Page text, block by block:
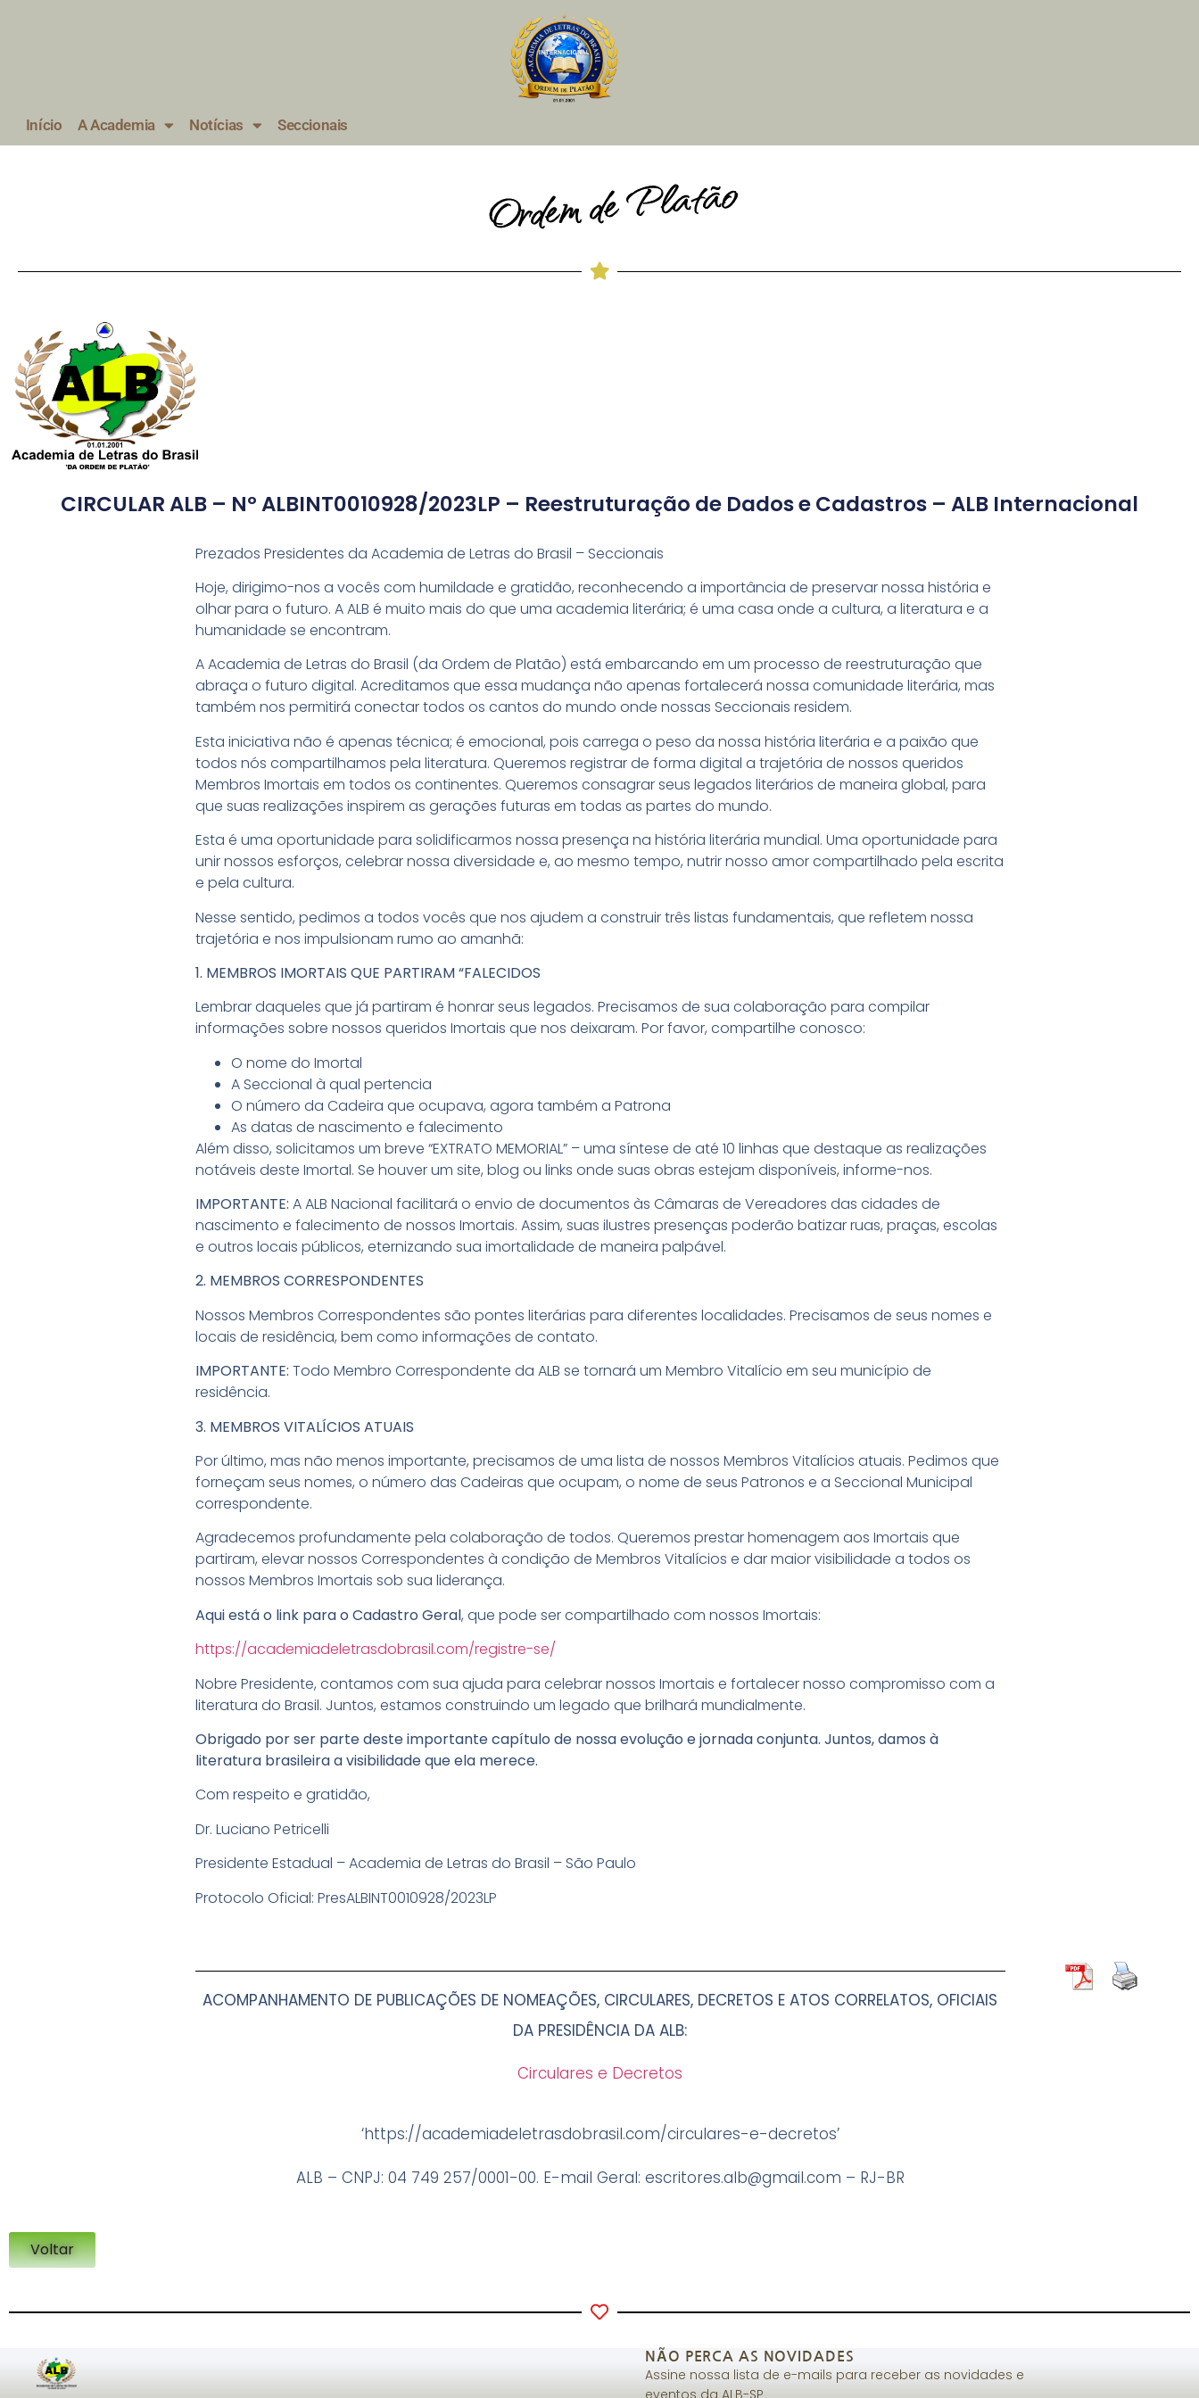
Início A Academia Notícias Seccionais
Ordem de Platão
CIRCULAR ALB – Nº ALBINT0010928/2023LP – Reestruturação de Dados e Cadastros – ALB Internacional
Prezados Presidentes da Academia de Letras do Brasil – Seccionais
Hoje, dirigimo-nos a vocês com humildade e gratidão, reconhecendo a importância de preservar nossa história e
olhar para o futuro. A ALB é muito mais do que uma academia literária; é uma casa onde a cultura, a literatura e a
humanidade se encontram.
A Academia de Letras do Brasil (da Ordem de Platão) está embarcando em um processo de reestruturação que
abraça o futuro digital. Acreditamos que essa mudança não apenas fortalecerá nossa comunidade literária, mas
também nos permitirá conectar todos os cantos do mundo onde nossas Seccionais residem.
Esta iniciativa não é apenas técnica; é emocional, pois carrega o peso da nossa história literária e a paixão que
todos nós compartilhamos pela literatura. Queremos registrar de forma digital a trajetória de nossos queridos
Membros Imortais em todos os continentes. Queremos consagrar seus legados literários de maneira global, para
que suas realizações inspirem as gerações futuras em todas as partes do mundo.
Esta é uma oportunidade para solidificarmos nossa presença na história literária mundial. Uma oportunidade para
unir nossos esforços, celebrar nossa diversidade e, ao mesmo tempo, nutrir nosso amor compartilhado pela escrita
e pela cultura.
Nesse sentido, pedimos a todos vocês que nos ajudem a construir três listas fundamentais, que refletem nossa
trajetória e nos impulsionam rumo ao amanhã:
1. MEMBROS IMORTAIS QUE PARTIRAM “FALECIDOS
Lembrar daqueles que já partiram é honrar seus legados. Precisamos de sua colaboração para compilar
informações sobre nossos queridos Imortais que nos deixaram. Por favor, compartilhe conosco:
O nome do Imortal
A Seccional à qual pertencia
O número da Cadeira que ocupava, agora também a Patrona
As datas de nascimento e falecimento
Além disso, solicitamos um breve “EXTRATO MEMORIAL” – uma síntese de até 10 linhas que destaque as realizações
notáveis deste Imortal. Se houver um site, blog ou links onde suas obras estejam disponíveis, informe-nos.
IMPORTANTE: A ALB Nacional facilitará o envio de documentos às Câmaras de Vereadores das cidades de
nascimento e falecimento de nossos Imortais. Assim, suas ilustres presenças poderão batizar ruas, praças, escolas
e outros locais públicos, eternizando sua imortalidade de maneira palpável.
2. MEMBROS CORRESPONDENTES
Nossos Membros Correspondentes são pontes literárias para diferentes localidades. Precisamos de seus nomes e
locais de residência, bem como informações de contato.
IMPORTANTE: Todo Membro Correspondente da ALB se tornará um Membro Vitalício em seu município de
residência.
3. MEMBROS VITALÍCIOS ATUAIS
Por último, mas não menos importante, precisamos de uma lista de nossos Membros Vitalícios atuais. Pedimos que
forneçam seus nomes, o número das Cadeiras que ocupam, o nome de seus Patronos e a Seccional Municipal
correspondente.
Agradecemos profundamente pela colaboração de todos. Queremos prestar homenagem aos Imortais que
partiram, elevar nossos Correspondentes à condição de Membros Vitalícios e dar maior visibilidade a todos os
nossos Membros Imortais sob sua liderança.
Aqui está o link para o Cadastro Geral, que pode ser compartilhado com nossos Imortais:
https://academiadeletrasdobrasil.com/registre-se/
Nobre Presidente, contamos com sua ajuda para celebrar nossos Imortais e fortalecer nosso compromisso com a
literatura do Brasil. Juntos, estamos construindo um legado que brilhará mundialmente.
Obrigado por ser parte deste importante capítulo de nossa evolução e jornada conjunta. Juntos, damos à
literatura brasileira a visibilidade que ela merece.
Com respeito e gratidão,
Dr. Luciano Petricelli
Presidente Estadual – Academia de Letras do Brasil – São Paulo
Protocolo Oficial: PresALBINT0010928/2023LP
ACOMPANHAMENTO DE PUBLICAÇÕES DE NOMEAÇÕES, CIRCULARES, DECRETOS EATOS CORRELATOS, OFICIAIS
DA PRESIDÊNCIA DA ALB:
Circulares e Decretos
‘https://academiadeletrasdobrasil.com/circulares-e-decretos’
ALB – CNPJ: 04 749 257/0001-00. E-mail Geral: escritores.alb@gmail.com – RJ-BR
Voltar
NÃO PERCA AS NOVIDADES
Assine nossa lista de e-mails para receber as novidades e